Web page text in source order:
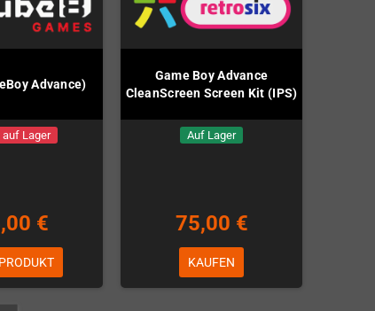
Advance)
auf Lager
€
Game Boy Advance
CleanScreen Screen Kit (IPS)
Auf Lager
75,00 €
KAUFEN